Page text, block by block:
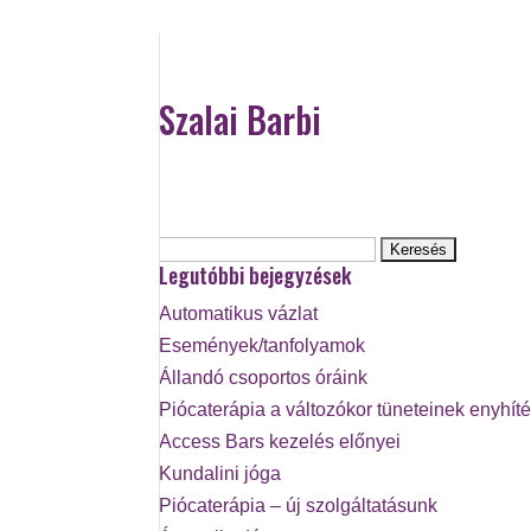
Szalai Barbi
Legutóbbi bejegyzések
Automatikus vázlat
Események/tanfolyamok
Állandó csoportos óráink
Piócaterápia a változókor tüneteinek
Access Bars kezelés előnyei
Kundalini jóga
Piócaterápia – új szolgáltatásunk